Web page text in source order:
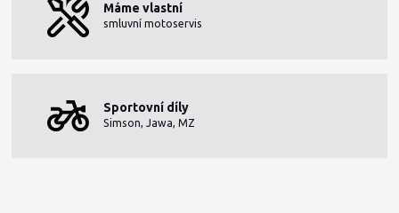
Máme vlastní
smluvní motoservis
Sportovní díly
Simson, Jawa, MZ